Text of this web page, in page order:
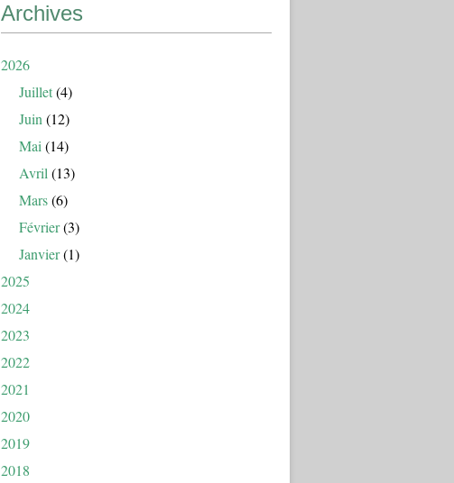
Archives
2026
Juillet(4)
Juin (12)
Mai (14)
Avril (13)
Mars(6)
Février(3)
Janvier(1)
2025
2024
2023
2022
2021
2020
2019
2018